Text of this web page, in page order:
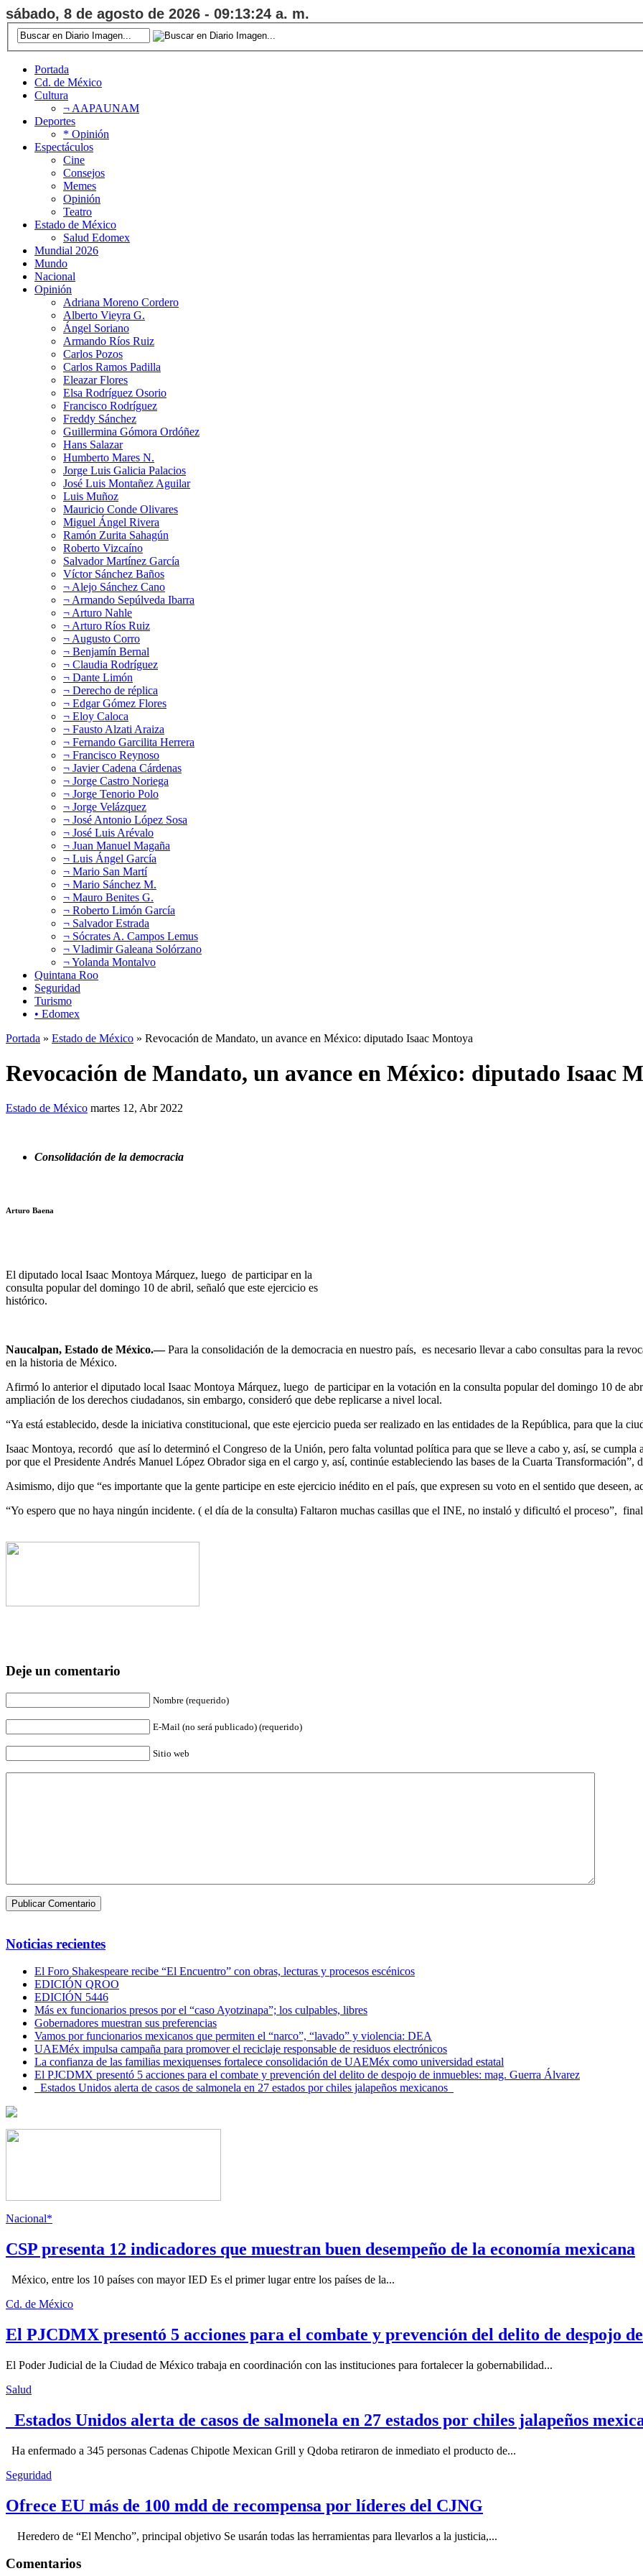
sábado, 8 de agosto de 2026 - 09:13:25 a. m.
Portada
Cd. de México
Cultura
¬ AAPAUNAM
Deportes
* Opinión
Espectáculos
Cine
Consejos
Memes
Opinión
Teatro
Estado de México
Salud Edomex
Mundial 2026
Mundo
Nacional
Opinión
Adriana Moreno Cordero
Alberto Vieyra G.
Ángel Soriano
Armando Ríos Ruiz
Carlos Pozos
Carlos Ramos Padilla
Eleazar Flores
Elsa Rodríguez Osorio
Francisco Rodríguez
Freddy Sánchez
Guillermina Gómora Ordóñez
Hans Salazar
Humberto Mares N.
Jorge Luis Galicia Palacios
José Luis Montañez Aguilar
Luis Muñoz
Mauricio Conde Olivares
Miguel Ángel Rivera
Ramón Zurita Sahagún
Roberto Vizcaíno
Salvador Martínez García
Víctor Sánchez Baños
¬ Alejo Sánchez Cano
¬ Armando Sepúlveda Ibarra
¬ Arturo Nahle
¬ Arturo Ríos Ruiz
¬ Augusto Corro
¬ Benjamín Bernal
¬ Claudia Rodríguez
¬ Dante Limón
¬ Derecho de réplica
¬ Edgar Gómez Flores
¬ Eloy Caloca
¬ Fausto Alzati Araiza
¬ Fernando Garcilita Herrera
¬ Francisco Reynoso
¬ Javier Cadena Cárdenas
¬ Jorge Castro Noriega
¬ Jorge Tenorio Polo
¬ Jorge Velázquez
¬ José Antonio López Sosa
¬ José Luis Arévalo
¬ Juan Manuel Magaña
¬ Luis Ángel García
¬ Mario San Martí
¬ Mario Sánchez M.
¬ Mauro Benites G.
¬ Roberto Limón García
¬ Salvador Estrada
¬ Sócrates A. Campos Lemus
¬ Vladimir Galeana Solórzano
¬ Yolanda Montalvo
Quintana Roo
Seguridad
Turismo
• Edomex
Portada » Estado de México » Revocación de Mandato, un avance en México: diputado Isaac Montoya
Revocación de Mandato, un avance en México: diputado Isaac
Estado de México martes 12, Abr 2022
Consolidación de la democracia
Arturo Baena
El diputado local Isaac Montoya Márquez, luego de participar en la
consulta popular del domingo 10 de abril, señaló que este ejercicio es
histórico.
Naucalpan, Estado de México.—Para la consolidación de la democracia en nuestro país, es necesario llevar a cabo consultas para la
en la historia de México.
Afirmó lo anterior el diputado local Isaac Montoya Márquez, luego de participar en la votación en la consulta popular del domingo 10 de
ampliación de los derechos ciudadanos, sin embargo, consideró que debe replicarse a nivel local.
“Ya está establecido, desde la iniciativa constitucional, que este ejercicio pueda ser realizado en las entidades de la República, para que la
Isaac Montoya, recordó que así lo determinó el Congreso de la Unión, pero falta voluntad política para que se lleve a cabo y, así, se
por que el Presidente Andrés Manuel López Obrador siga en el cargo y, así, continúe estableciendo las bases de la Cuarta Transformación”,
Asimismo, dijo que “es importante que la gente participe en este ejercicio inédito en el país, que expresen su voto en el sentido que deseen,
“Yo espero que no haya ningún incidente. ( el día de la consulta) Faltaron muchas casillas que el INE, no instaló y dificultó el proceso”,
Deje un comentario
Nombre (requerido)
E-Mail (no será publicado) (requerido)
Sitio web
Noticias recientes
El Foro Shakespeare recibe “El Encuentro” con obras, lecturas y procesos escénicos
EDICIÓN QROO
EDICIÓN 5446
Más ex funcionarios presos por el “caso Ayotzinapa”; los culpables, libres
Gobernadores muestran sus preferencias
Vamos por funcionarios mexicanos que permiten el “narco”, “lavado” y violencia: DEA
UAEMéx impulsa campaña para promover el reciclaje responsable de residuos electrónicos
La confianza de las familias mexiquenses fortalece consolidación de UAEMéx como universidad estatal
El PJCDMX presentó 5 acciones para el combate y prevención del delito de despojo de inmuebles: mag. Guerra Álvarez
Estados Unidos alerta de casos de salmonela en 27 estados por chiles jalapeños mexicanos
Nacional*
CSP presenta 12 indicadores que muestran buen desempeño de la economía mexicana
México, entre los 10 países con mayor IED Es el primer lugar entre los países de la...
Cd. de México
El PJCDMX presentó 5 acciones para el combate y prevención del delito de despojo
El Poder Judicial de la Ciudad de México trabaja en coordinación con las instituciones para fortalecer la gobernabilidad...
Salud
Estados Unidos alerta de casos de salmonela en 27 estados por chiles jalapeños
Ha enfermado a 345 personas Cadenas Chipotle Mexican Grill y Qdoba retiraron de inmediato el producto de...
Seguridad
Ofrece EU más de 100 mdd de recompensa por líderes del CJNG
Heredero de “El Mencho”, principal objetivo Se usarán todas las herramientas para llevarlos a la justicia,...
Comentarios